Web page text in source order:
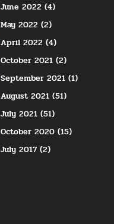
June 2022 (4)
May 2022 (2)
April 2022 (4)
October 2021 (2)
September 2021 (1)
August 2021 (51)
July 2021 (51)
October 2020 (15)
July 2017 (2)